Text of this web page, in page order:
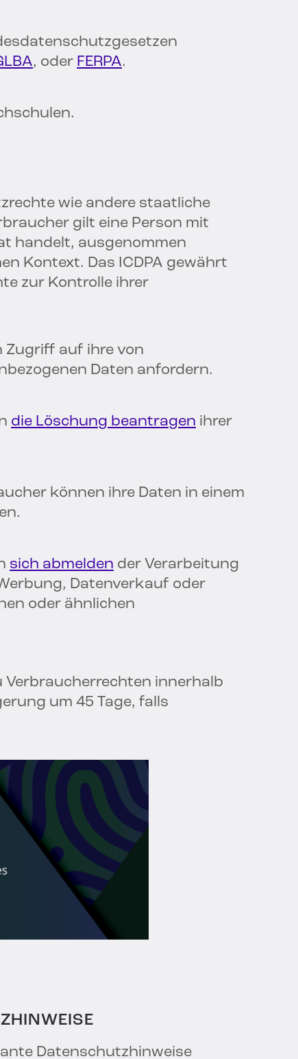
, oder FERPA.
wie andere staatliche
gilt eine Person mit
handelt, ausgenommen
Kontext. Das ICDPA gewährt
zur Kontrolle ihrer
Zugriff auf ihre von
Daten anfordern.
die Löschung beantragen ihrer
können ihre Daten in einem
sich abmelden der Verarbeitung
Datenverkauf oder
oder ähnlichen
innerhalb
um 45 Tage, falls
Datenschutzhinweise